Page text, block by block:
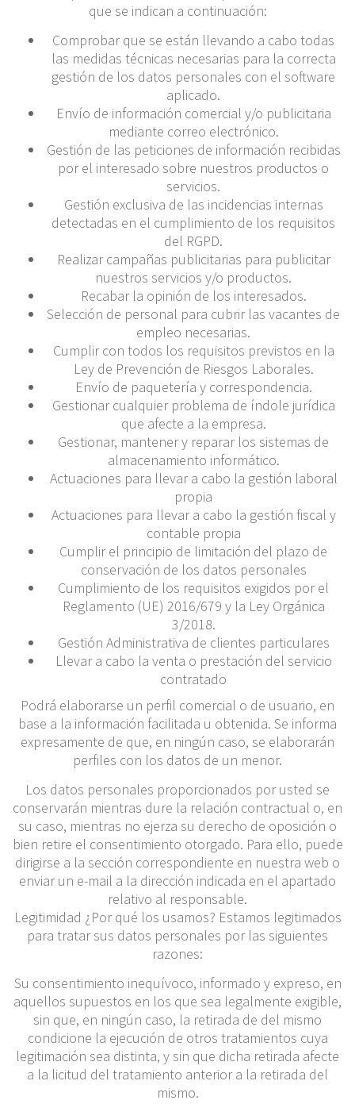
que se indican a continuación:
Comprobar que se están llevando a cabo todas
las medidas técnicas necesarias para la correcta
gestión de los datos personales con el software
aplicado.
Envío de información comercial y/o publicitaria
mediante correo electrónico.
Gestión de las peticiones de información recibidas
por el interesado sobre nuestros productos o
servicios.
Gestión exclusiva de las incidencias internas
detectadas en el cumplimiento de los requisitos
del RGPD.
Realizar campañas publicitarias para publicitar
nuestros servicios y/o productos.
Recabar la opinión de los interesados.
Selección de personal para cubrir las vacantes de
empleo necesarias.
Cumplir con todos los requisitos previstos en la
Ley de Prevención de Riesgos Laborales.
Envío de paquetería y correspondencia.
Gestionar cualquier problema de índole jurídica
que afecte a la empresa.
Gestionar, mantener y reparar los sistemas de
almacenamiento informático.
Actuaciones para llevar a cabo la gestión laboral
propia
Actuaciones para llevar a cabo la gestión fiscal y
contable propia
Cumplir el principio de limitación del plazo de
conservación de los datos personales
Cumplimiento de los requisitos exigidos por el
Reglamento (UE) 2016/679 y la Ley Orgánica
3/2018.
Gestión Administrativa de clientes particulares
Llevar a cabo la venta o prestación del servicio
contratado
Podrá elaborarse un perfil comercial o de usuario, en
base a la información facilitada u obtenida. Se informa
expresamente de que, en ningún caso, se elaborarán
perfiles con los datos de un menor.
Los datos personales proporcionados por usted se
conservarán mientras dure la relación contractual o, en
su caso, mientras no ejerza su derecho de oposición o
bien retire el consentimiento otorgado. Para ello, puede
dirigirse a la sección correspondiente en nuestra web o
enviar un e-mail a la dirección indicada en el apartado
relativo al responsable.
Legitimidad ¿Por qué los usamos? Estamos legitimados
para tratar sus datos personales por las siguientes
razones:
Su consentimiento inequívoco, informado y expreso, en
aquellos supuestos en los que sea legalmente exigible,
sin que, en ningún caso, la retirada de del mismo
condicione la ejecución de otros tratamientos cuya
legitimación sea distinta, y sin que dicha retirada afecte
a la licitud del tratamiento anterior a la retirada del
mismo.